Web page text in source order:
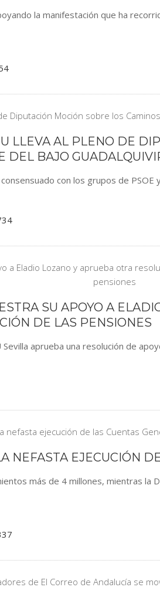
la manifestación que ha
LLEVA AL PLENO DE
DEL BAJO
con los grupos de
SU APOYO A
DE LAS PENSIONES
aprueba una resolución de
NEFASTA EJECUCIÓN
más de 4 millones, mientras la